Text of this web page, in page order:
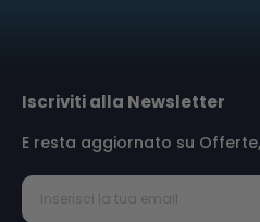
Iscriviti alla Newsletter
E resta aggiornato su